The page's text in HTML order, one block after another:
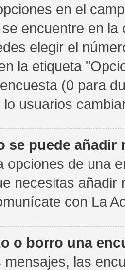
en el
encuentre en
elegir el
la etiqueta
(0 para
lo usuarios
se puede añadir
opciones de una
necesitas añadir
con La
o borro una
mensajes, las